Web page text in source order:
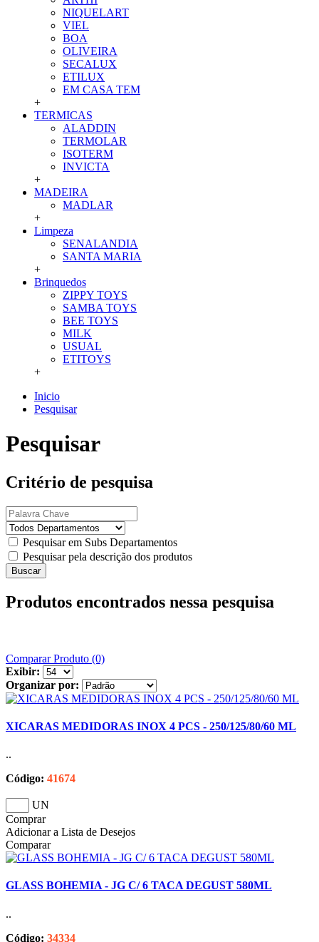
NIQUELART
VIEL
BOA
OLIVEIRA
SECALUX
ETILUX
EM CASA TEM
+
TERMICAS
ALADDIN
TERMOLAR
ISOTERM
INVICTA
+
MADEIRA
MADLAR
+
Limpeza
SENALANDIA
SANTA MARIA
+
Brinquedos
ZIPPY TOYS
SAMBA TOYS
BEE TOYS
MILK
USUAL
ETITOYS
+
Inicio
Pesquisar
Pesquisar
Critério de pesquisa
Pesquisar em Subs Departamentos
Pesquisar pela descrição dos produtos
Produtos encontrados nessa pesquisa
Comparar Produto (0)
Exibir:
Organizar por:
XICARAS MEDIDORAS INOX 4 PCS - 250/125/80/60 ML
..
Código: 41674
UN
Comprar
Adicionar a Lista de Desejos
Comparar
GLASS BOHEMIA - JG C/ 6 TACA DEGUST 580ML
..
Código: 34334